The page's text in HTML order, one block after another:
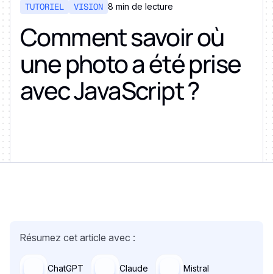
TUTORIEL VISION 8 min de lecture
Comment savoir où
une photo a été prise
avec JavaScript ?
Résumez cet article avec :
ChatGPT Claude Mistral